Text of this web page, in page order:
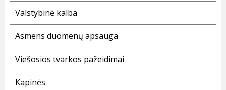
Valstybinė kalba
Asmens duomenų apsauga
Viešosios tvarkos pažeidimai
Kapinės